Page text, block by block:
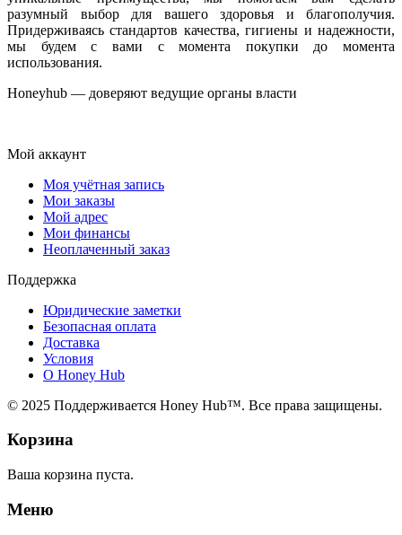
разумный выбор для вашего здоровья и благополучия.
Придерживаясь стандартов качества, гигиены и надежности,
мы будем с вами с момента покупки до момента
использования.
Honeyhub — доверяют ведущие органы власти
Мой аккаунт
Моя учётная запись
Мои заказы
Мой адрес
Мои финансы
Неоплаченный заказ
Поддержка
Юридические заметки
Безопасная оплата
Доставка
Условия
О Honey Hub
© 2025 Поддерживается Honey Hub™. Все права защищены.
Корзина
Ваша корзина пуста.
Меню